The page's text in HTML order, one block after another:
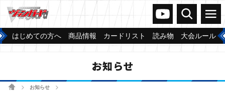
ヴァンガードch
検索 メニュー
はじめての方へ 商品情報 カードリスト 読み物 大会ルール
お知らせ
ホームお知らせ